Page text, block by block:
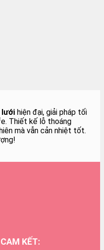
lưới hiện đại, giải pháp tối
Thiết kế lỗ thoáng
mà vẫn cản nhiệt tốt.
KẾT: